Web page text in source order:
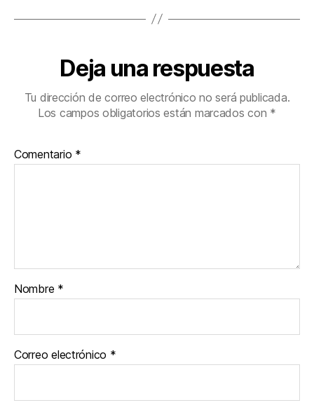
Deja una respuesta
Tu dirección de correo electrónico no será publicada.
Los campos obligatorios están marcados con *
Comentario *
Nombre *
Correo electrónico *